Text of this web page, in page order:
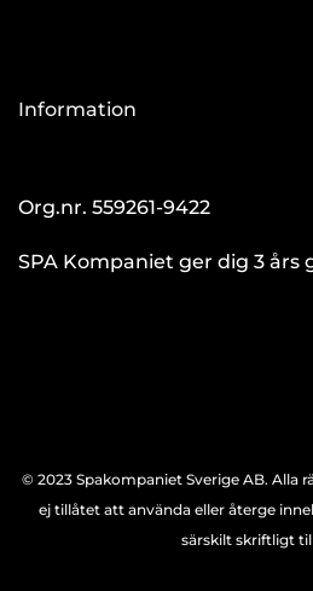
Information
Org.nr. 559261-9422
SPA Kompaniet ger dig 3 års
© 2023 Spakompaniet Sverige AB. Alla
ej tillåtet att använda eller återge
särskilt skriftligt